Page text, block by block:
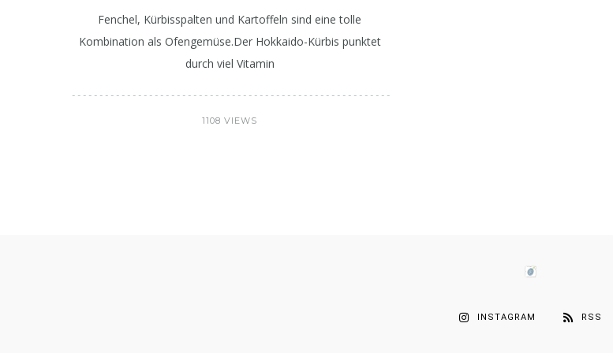
Fenchel, Kürbisspalten und Kartoffeln sind eine tolle
Kombination als Ofengemüse.Der Hokkaido-Kürbis punktet
durch viel Vitamin
1108 VIEWS
INSTAGRAM RSS